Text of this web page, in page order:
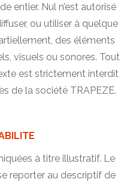
entier. Nul n’est autorisé
ou utiliser à quelque
des éléments
visuels ou sonores. Tout
est strictement interdit
de la société TRAPEZE.
à titre illustratif. Le
reporter au descriptif de